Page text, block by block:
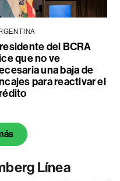
del BCRA
que no ve
una baja de
para reactivar el
Línea